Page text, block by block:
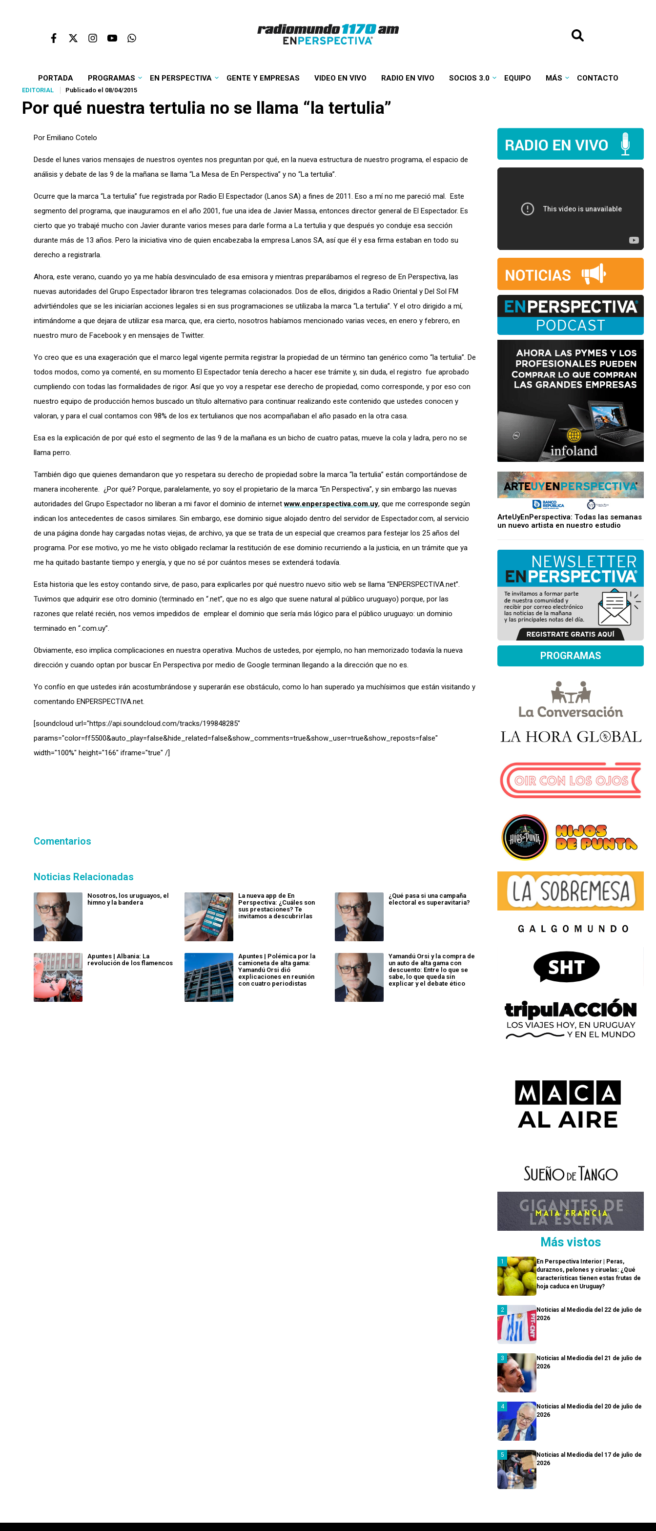
PORTADA PROGRAMAS EN PERSPECTIVA GENTE Y EMPRESAS VIDEO EN VIVO RADIO EN VIVO SOCIOS 3.0 EQUIPO MÁS CONTACTO
EDITORIAL Publicado el 08/04/2015
Por qué nuestra tertulia no se llama “la tertulia”
Por Emiliano Cotelo
Desde el lunes varios mensajes de nuestros oyentes nos preguntan por qué, en la nueva estructura de nuestro programa, el espacio de
análisis y debate de las 9 de la mañana se llama “La Mesa de En Perspectiva” y no “La tertulia”.
Ocurre que la marca “La tertulia” fue registrada por Radio El Espectador (Lanos SA) a fines de 2011. Eso a mí no me pareció mal. Este
segmento del programa, que inauguramos en el año 2001, fue una idea de Javier Massa, entonces director general de El Espectador. Es
cierto que yo trabajé mucho con Javier durante varios meses para darle forma a La tertulia y que después yo conduje esa sección
durante más de 13 años. Pero la iniciativa vino de quien encabezaba la empresa Lanos SA, así que él y esa firma estaban en todo su
derecho a registrarla.
Ahora, este verano, cuando yo ya me había desvinculado de esa emisora y mientras preparábamos el regreso de En Perspectiva, las
nuevas autoridades del Grupo Espectador libraron tres telegramas colacionados. Dos de ellos, dirigidos a Radio Oriental y Del Sol FM
advirtiéndoles que se les iniciarían acciones legales si en sus programaciones se utilizaba la marca “La tertulia”. Y el otro dirigido a mí,
intimándome a que dejara de utilizar esa marca, que, era cierto, nosotros habíamos mencionado varias veces, en enero y febrero, en
nuestro muro de Facebook y en mensajes de Twitter.
Yo creo que es una exageración que el marco legal vigente permita registrar la propiedad de un término tan genérico como “la tertulia”. De
todos modos, como ya comenté, en su momento El Espectador tenía derecho a hacer ese trámite y, sin duda, el registro fue aprobado
cumpliendo con todas las formalidades de rigor. Así que yo voy a respetar ese derecho de propiedad, como corresponde, y por eso con
nuestro equipo de producción hemos buscado un título alternativo para continuar realizando este contenido que ustedes conocen y
valoran, y para el cual contamos con 98% de los ex tertulianos que nos acompañaban el año pasado en la otra casa.
Esa es la explicación de por qué esto el segmento de las 9 de la mañana es un bicho de cuatro patas, mueve la cola y ladra, pero no se
llama perro.
También digo que quienes demandaron que yo respetara su derecho de propiedad sobre la marca “la tertulia” están comportándose de
manera incoherente. ¿Por qué? Porque, paralelamente, yo soy el propietario de la marca “En Perspectiva”, y sin embargo las nuevas
autoridades del Grupo Espectador no liberan a mi favor el dominio de internetwww.enperspectiva.com.uy, que me corresponde según
indican los antecedentes de casos similares. Sin embargo, ese dominio sigue alojado dentro del servidor de Espectador.com, al servicio
de una página donde hay cargadas notas viejas, de archivo, ya que se trata de un especial que creamos para festejar los 25 años del
programa. Por ese motivo, yo me he visto obligado reclamar la restitución de ese dominio recurriendo a la justicia, en un trámite que ya
me ha quitado bastante tiempo y energía, y que no sé por cuántos meses se extenderá todavía.
Esta historia que les estoy contando sirve, de paso, para explicarles por qué nuestro nuevo sitio web se llama “ENPERSPECTIVA.net”.
Tuvimos que adquirir ese otro dominio (terminado en “.net”, que no es algo que suene natural al público uruguayo) porque, por las
razones que relaté recién, nos vemos impedidos de emplear el dominio que sería más lógico para el público uruguayo: un dominio
terminado en “.com.uy”.
Obviamente, eso implica complicaciones en nuestra operativa. Muchos de ustedes, por ejemplo, no han memorizado todavía la nueva
dirección y cuando optan por buscar En Perspectiva por medio de Google terminan llegando a la dirección que no es.
Yo confío en que ustedes irán acostumbrándose y superarán ese obstáculo, como lo han superado ya muchísimos que están visitando y
comentando ENPERSPECTIVA.net.
[soundcloud url="https://api.soundcloud.com/tracks/199848285″
params="color=ff5500&auto_play=false&hide_related=false&show_comments=true&show_user=true&show_reposts=false"
width="100%" height="166″ iframe="true" /]
Comentarios
Noticias Relacionadas
Nosotros, los uruguayos, el
himno y la bandera
La nueva app de En
Perspectiva: ¿Cuáles son
sus prestaciones? Te
invitamos a descubrirlas
¿Qué pasa si una campaña
electoral es superavitaria?
Apuntes | Albania: La
revolución de los flamencos
Apuntes | Polémica por la
camioneta de alta gama:
Yamandú Orsi dió
explicaciones en reunión
con cuatro periodistas
Yamandú Orsi y la compra de
un auto de alta gama con
descuento: Entre lo que se
sabe, lo que queda sin
explicar y el debate ético
ArteUyEnPerspectiva: Todas las semanas
un nuevo artista en nuestro estudio
PROGRAMAS
Más vistos
En Perspectiva Interior | Peras,
duraznos, pelones y ciruelas: ¿Qué
características tienen estas frutas de
hoja caduca en Uruguay?
Noticias al Mediodía del 22 de julio de
2026
Noticias al Mediodía del 21 de julio de
2026
Noticias al Mediodía del 20 de julio de
2026
Noticias al Mediodía del 17 de julio de
2026